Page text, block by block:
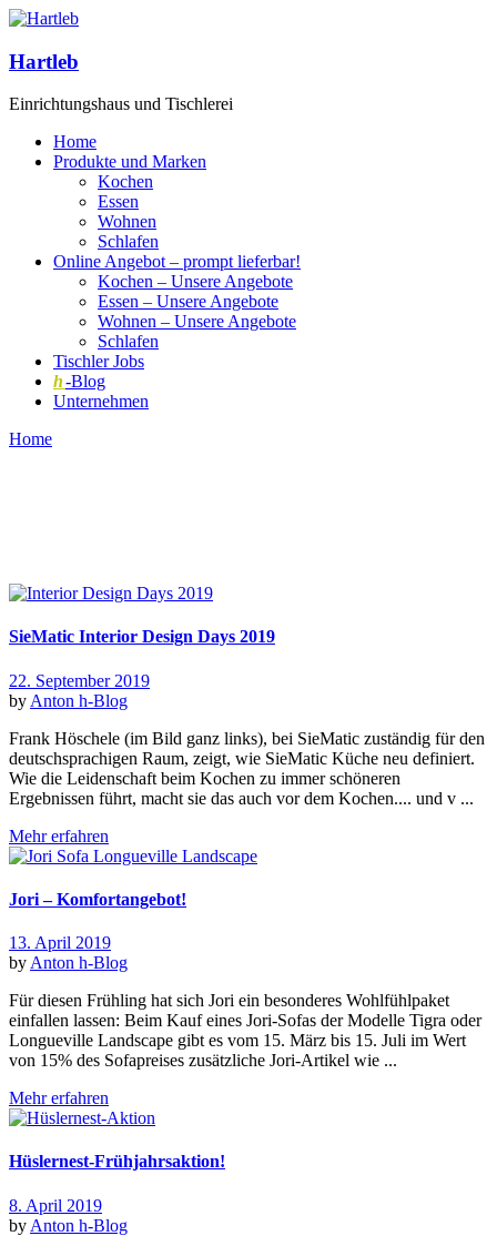
Hartleb
Einrichtungshaus und Tischlerei
Home
Produkte und Marken
Kochen
Essen
Wohnen
Schlafen
Online Angebot – prompt lieferbar!
Kochen – Unsere Angebote
Essen – Unsere Angebote
Wohnen – Unsere Angebote
Schlafen
Tischler Jobs
h-Blog
Unternehmen
Home
SieMatic Interior Design Days 2019
22. September 2019
by Anton h-Blog
Frank Höschele (im Bild ganz links), bei SieMatic zuständig für den
deutschsprachigen Raum, zeigt, wie SieMatic Küche neu definiert.
Wie die Leidenschaft beim Kochen zu immer schöneren
Ergebnissen führt, macht sie das auch vor dem Kochen.... und v ...
Mehr erfahren
Jori – Komfortangebot!
13. April 2019
by Anton h-Blog
Für diesen Frühling hat sich Jori ein besonderes Wohlfühlpaket
einfallen lassen: Beim Kauf eines Jori-Sofas der Modelle Tigra oder
Longueville Landscape gibt es vom 15. März bis 15. Juli im Wert
von 15% des Sofapreises zusätzliche Jori-Artikel wie ...
Mehr erfahren
Hüslernest-Frühjahrsaktion!
8. April 2019
by Anton h-Blog